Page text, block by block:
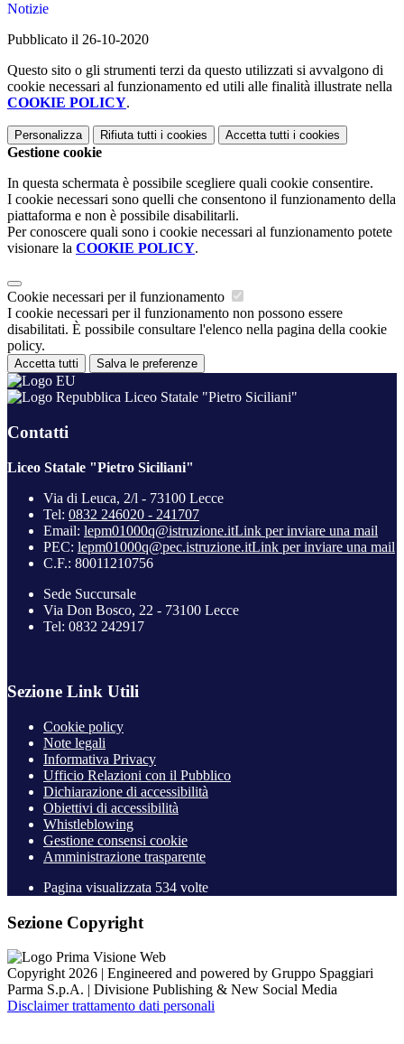
Notizie
Pubblicato il 26-10-2020
Questo sito o gli strumenti terzi da questo utilizzati si avvalgono di
cookie necessari al funzionamento ed utili alle finalità illustrate nella
COOKIE POLICY.
Personalizza Rifiuta tutti i cookies Accetta tutti i cookies
Gestione cookie
In questa schermata è possibile scegliere quali cookie consentire.
I cookie necessari sono quelli che consentono il funzionamento della
piattaforma e non è possibile disabilitarli.
Per conoscere quali sono i cookie necessari al funzionamento potete
visionare la COOKIE POLICY.
Cookie necessari per il funzionamento
I cookie necessari per il funzionamento non possono essere
disabilitati. È possibile consultare l'elenco nella pagina della cookie
policy.
Accetta tutti Salva le preferenze
Liceo Statale "Pietro Siciliani"
Contatti
Liceo Statale "Pietro Siciliani"
Via di Leuca, 2/l - 73100 Lecce
Tel: 0832 246020 - 241707
Email: lepm01000q@istruzione.itLink per inviare una mail
PEC: lepm01000q@pec.istruzione.itLink per inviare una mail
C.F.: 80011210756
Sede Succursale
Via Don Bosco, 22 - 73100 Lecce
Tel: 0832 242917
Sezione Link Utili
Cookie policy
Note legali
Informativa Privacy
Ufficio Relazioni con il Pubblico
Dichiarazione di accessibilità
Obiettivi di accessibilità
Whistleblowing
Gestione consensi cookie
Amministrazione trasparente
Pagina visualizzata 534 volte
Sezione Copyright
Copyright 2026 | Engineered and powered by Gruppo Spaggiari
Parma S.p.A. | Divisione Publishing & New Social Media
Disclaimer trattamento dati personali